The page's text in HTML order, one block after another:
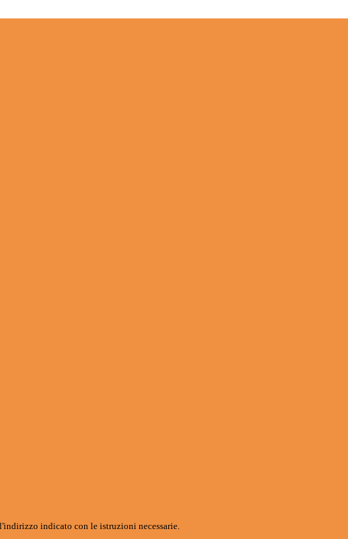
indicato con le istruzioni necessarie.